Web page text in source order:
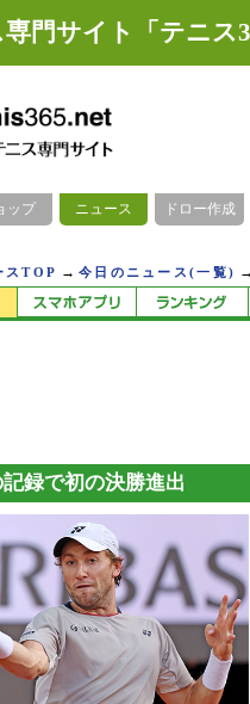
門サイト「テニス
ップ ニュース ドロー作成
スTOP →今日のニュース(一覧)
録で初の決勝進出